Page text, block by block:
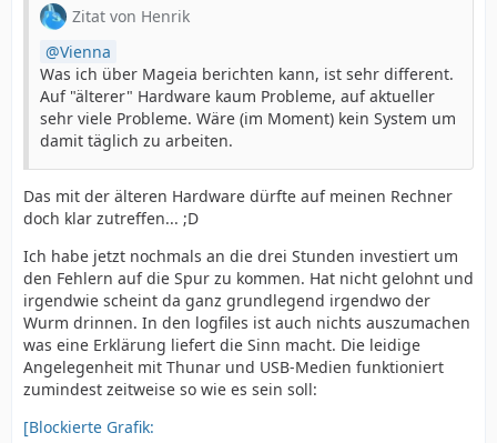
Zitat von Henrik
Vienna
Was ich über Mageia berichten kann, ist sehr different.
Auf "älterer" Hardware kaum Probleme, auf aktueller
sehr viele Probleme. Wäre (im Moment) kein System um
damit täglich zu arbeiten.
Das mit der älteren Hardware dürfte auf meinen Rechner
doch klar zutreffen... ;D
Ich habe jetzt nochmals an die drei Stunden investiert um
den Fehlern auf die Spur zu kommen. Hat nicht gelohnt und
irgendwie scheint da ganz grundlegend irgendwo der
Wurm drinnen. In den logfiles ist auch nichts auszumachen
was eine Erklärung liefert die Sinn macht. Die leidige
Angelegenheit mit Thunar und USB-Medien funktioniert
zumindest zeitweise so wie es sein soll:
[Blockierte Grafik: